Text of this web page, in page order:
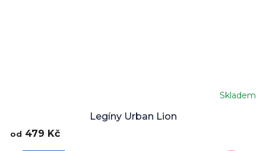
Legíny Urban Lion
je
Skladem
od 479 Kč